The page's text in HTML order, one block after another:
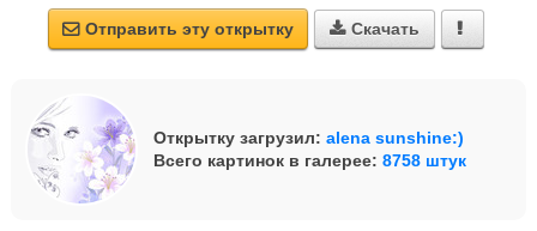
 Отправить эту открытку  Скачать 
Открытку загрузил: alena sunshine:)
Всего картинок в галерее: 8758 штук